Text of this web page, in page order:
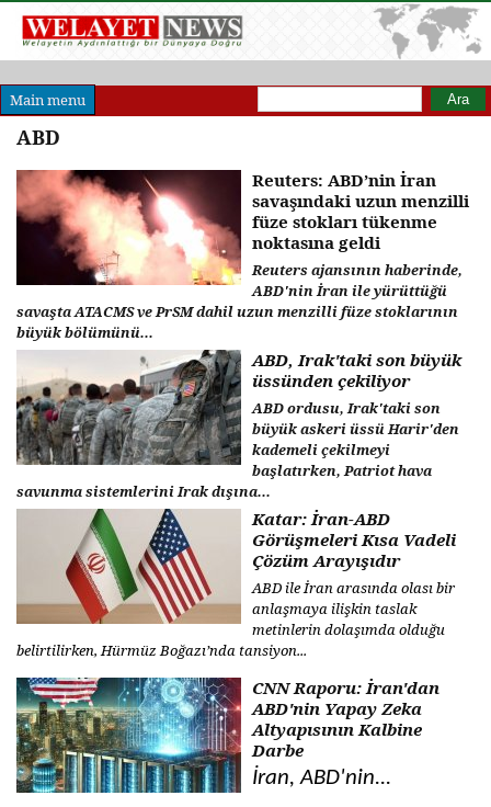
Main menu Arama formu
Ara
ABD
Reuters: ABD’nin İran
savaşındaki uzun menzilli
füze stokları tükenme
noktasına geldi
Reuters ajansının haberinde,
ABD'nin İran ile yürüttüğü
savaşta ATACMS ve PrSM dahil uzun menzilli füze stoklarının
büyük bölümünü...
ABD, Irak'taki son büyük
üssünden çekiliyor
ABD ordusu, Irak'taki son
büyük askeri üssü Harir'den
kademeli çekilmeyi
başlatırken, Patriot hava
savunma sistemlerini Irak dışına...
Katar: İran-ABD
Görüşmeleri Kısa Vadeli
Çözüm Arayışıdır
ABD ile İran arasında olası bir
anlaşmaya ilişkin taslak
metinlerin dolaşımda olduğu
belirtilirken, Hürmüz Boğazı’nda tansiyon...
CNN Raporu: İran'dan
ABD'nin Yapay Zeka
Altyapısının Kalbine
Darbe
İran, ABD'nin...